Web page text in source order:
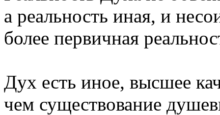
а реальность иная, и
более первичная
Дух есть иное, высшее
чем существование